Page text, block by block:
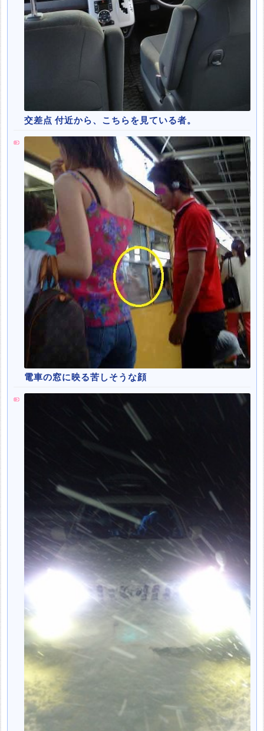
交差点 付近から、こちらを見ている者。
電車の窓に映る苦しそうな顔